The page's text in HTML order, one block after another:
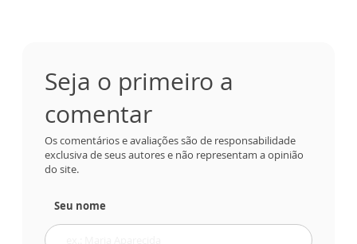
Seja o primeiro a
comentar
Os comentários e avaliações são de responsabilidade
exclusiva de seus autores e não representam a opinião
do site.
Seu nome